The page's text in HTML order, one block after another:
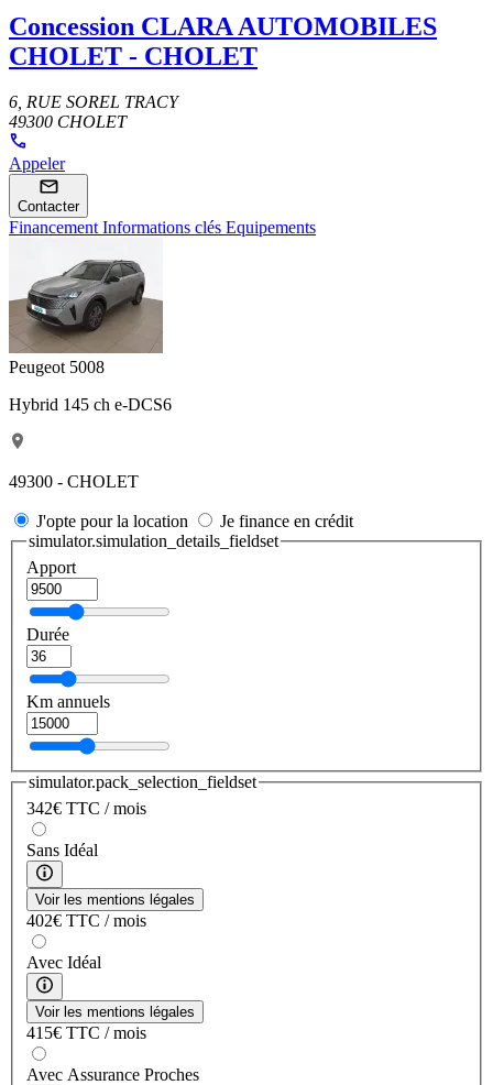
Concession CLARA AUTOMOBILES
CHOLET - CHOLET
6, RUE SOREL TRACY
49300 CHOLET
Appeler
Contacter
FinancementInformations clés Equipements
Peugeot 5008
Hybrid 145 ch e-DCS6
49300 - CHOLET
J'opte pour la location
Je finance en crédit
simulator.simulation_details_fieldset
Apport
Durée
Km annuels
simulator.pack_selection_fieldset
342€ TTC / mois
Sans Idéal
Voir les mentions légales
402€ TTC / mois
Avec Idéal
Voir les mentions légales
415€ TTC / mois
Avec Assurance Proches